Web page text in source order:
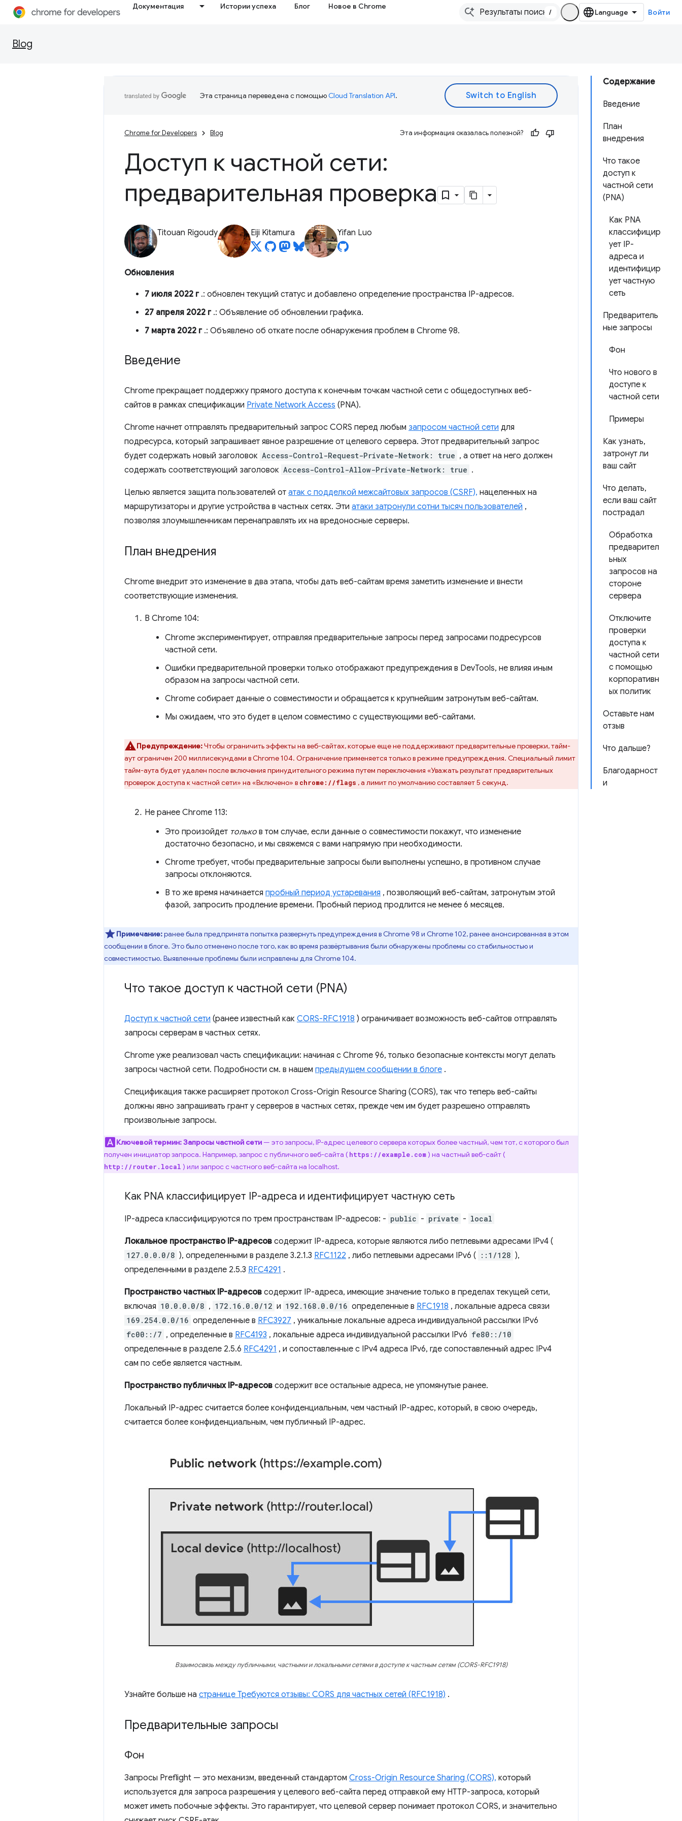
Документация Истории успеха Блог Новое в Chrome
/ Войти
Blog
Содержание
Введение
План
внедрения
Что такое
доступ к
частной сети
(PNA)
Как PNA
классифицир
ует IP-
адреса и
идентифицир
ует частную
сеть
Предваритель
ные запросы
Фон
Что нового в
доступе к
частной сети
Примеры
Как узнать,
затронут ли
ваш сайт
Что делать,
если ваш сайт
пострадал
Обработка
предварител
ьных
запросов на
стороне
сервера
Отключите
проверки
доступа к
частной сети
с помощью
корпоративн
ых политик
Оставьте нам
отзыв
Что дальше?
Благодарност
и
Эта страница переведена с помощьюCloud Translation API.
Chrome for Developers Blog Эта информация оказалась полезной?
Доступ к частной сети:
предварительная проверка
Titouan Rigoudy Eiji Kitamura Yifan Luo
Обновления
7 июля 2022 г.: обновлен текущий статус и добавлено определение пространства IP-адресов.
27 апреля 2022 г.: Объявление об обновлении графика.
7 марта 2022 г.: Объявлено об откате после обнаружения проблем в Chrome 98.
Введение
Chrome прекращает поддержку прямого доступа к конечным точкам частной сети с общедоступных веб-
сайтов в рамках спецификации Private Network Access (PNA).
Chrome начнет отправлять предварительный запрос CORS перед любым запросом частной сети для
подресурса, который запрашивает явное разрешение от целевого сервера. Этот предварительный запрос
будет содержать новый заголовок Access-Control-Request-Private-Network: true , а ответ на него должен
содержать соответствующий заголовок Access-Control-Allow-Private-Network: true .
Целью является защита пользователей от атак с подделкой межсайтовых запросов (CSRF), нацеленных на
маршрутизаторы и другие устройства в частных сетях. Эти атаки затронули сотни тысяч пользователей ,
позволяя злоумышленникам перенаправлять их на вредоносные серверы.
План внедрения
Chrome внедрит это изменение в два этапа, чтобы дать веб-сайтам время заметить изменение и внести
соответствующие изменения.
В Chrome 104:
Chrome экспериментирует, отправляя предварительные запросы перед запросами подресурсов
частной сети.
Ошибки предварительной проверки только отображают предупреждения в DevTools, не влияя иным
образом на запросы частной сети.
Chrome собирает данные о совместимости и обращается к крупнейшим затронутым веб-сайтам.
Мы ожидаем, что это будет в целом совместимо с существующими веб-сайтами.
Предупреждение:Чтобы ограничить эффекты на веб-сайтах, которые еще не поддерживают предварительные проверки, тайм-
аут ограничен 200 миллисекундами в Chrome 104. Ограничение применяется только в режиме предупреждения. Специальный лимит
тайм-аута будет удален после включения принудительного режима путем переключения «Уважать результат предварительных
проверок доступа к частной сети» на «Включено» в chrome://flags , а лимит по умолчанию составляет 5 секунд.
Не ранее Chrome 113:
Это произойдет только в том случае, если данные о совместимости покажут, что изменение
достаточно безопасно, и мы свяжемся с вами напрямую при необходимости.
Chrome требует, чтобы предварительные запросы были выполнены успешно, в противном случае
запросы отклоняются.
В то же время начинается пробный период устаревания , позволяющий веб-сайтам, затронутым этой
фазой, запросить продление времени. Пробный период продлится не менее 6 месяцев.
Примечание:ранее была предпринята попытка развернуть предупреждения в Chrome 98 и Chrome 102, ранее анонсированная в этом
сообщении в блоге. Это было отменено после того, как во время развёртывания были обнаружены проблемы со стабильностью и
совместимостью. Выявленные проблемы были исправлены для Chrome 104.
Что такое доступ к частной сети (PNA)
Доступ к частной сети (ранее известный как CORS-RFC1918 ) ограничивает возможность веб-сайтов отправлять
запросы серверам в частных сетях.
Chrome уже реализовал часть спецификации: начиная с Chrome 96, только безопасные контексты могут делать
запросы частной сети. Подробности см. в нашем предыдущем сообщении в блоге .
Спецификация также расширяет протокол Cross-Origin Resource Sharing (CORS), так что теперь веб-сайты
должны явно запрашивать грант у серверов в частных сетях, прежде чем им будет разрешено отправлять
произвольные запросы.
Ключевой термин:Запросы частной сети — это запросы, IP-адрес целевого сервера которых более частный, чем тот, с которого был
получен инициатор запроса. Например, запрос с публичного веб-сайта ( https://example.com) на частный веб-сайт (
http://router.local ) или запрос с частного веб-сайта на localhost.
Как PNA классифицирует IP-адреса и идентифицирует частную сеть
IP-адреса классифицируются по трем пространствам IP-адресов: - public - private - local
Локальное пространство IP-адресов содержит IP-адреса, которые являются либо петлевыми адресами IPv4 (
127.0.0.0/8 ), определенными в разделе 3.2.1.3 RFC1122 , либо петлевыми адресами IPv6 ( ::1/128 ),
определенными в разделе 2.5.3 RFC4291 .
Пространство частных IP-адресов содержит IP-адреса, имеющие значение только в пределах текущей сети,
включая 10.0.0.0/8 , 172.16.0.0/12 и 192.168.0.0/16 определенные в RFC1918 , локальные адреса связи
169.254.0.0/16 определенные в RFC3927 , уникальные локальные адреса индивидуальной рассылки IPv6
fc00::/7 , определенные в RFC4193 , локальные адреса индивидуальной рассылки IPv6 fe80::/10
определенные в разделе 2.5.6 RFC4291 , и сопоставленные с IPv4 адреса IPv6, где сопоставленный адрес IPv4
сам по себе является частным.
Пространство публичных IP-адресов содержит все остальные адреса, не упомянутые ранее.
Локальный IP-адрес считается более конфиденциальным, чем частный IP-адрес, который, в свою очередь,
считается более конфиденциальным, чем публичный IP-адрес.
Взаимосвязь между публичными, частными и локальными сетями в доступе к частным сетям (CORS-RFC1918)
Узнайте больше на странице Требуются отзывы: CORS для частных сетей (RFC1918) .
Предварительные запросы
Фон
Запросы Preflight — это механизм, введенный стандартом Cross-Origin Resource Sharing (CORS), который
используется для запроса разрешения у целевого веб-сайта перед отправкой ему HTTP-запроса, который
может иметь побочные эффекты. Это гарантирует, что целевой сервер понимает протокол CORS, и значительно